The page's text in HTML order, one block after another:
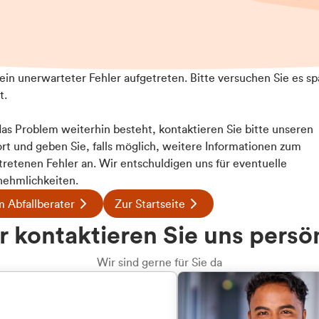
Details
Inhalte und Anzeigen zu personalisieren, Funktionen für
auf unsere Website zu analysieren. Außerdem geben wir
an unsere Partner für soziale Medien, Werbung und
möglicherweise mit weiteren Daten zusammen,
Ihrer Nutzung der Dienste gesammelt haben.
welcher
ein unerwarteter Fehler aufgetreten. Bitte versuchen Sie es
Problem weiterhin besteht, kontaktieren Sie bitte unseren
und geben Sie, falls möglich, weitere Informationen zum
Fehler an. Wir entschuldigen uns für eventuelle
Abfallberater Zur Startseite
kontaktieren Sie uns
Wir sind gerne für Sie da